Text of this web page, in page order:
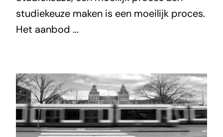
studiekeuze maken is een moeilijk proces.
Het aanbod ...